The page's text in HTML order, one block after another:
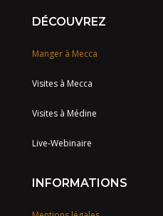
DÉCOUVREZ
Manger à Mecca
Visites à Mecca
Visites à Médine
Live-Webinaire
INFORMATIONS